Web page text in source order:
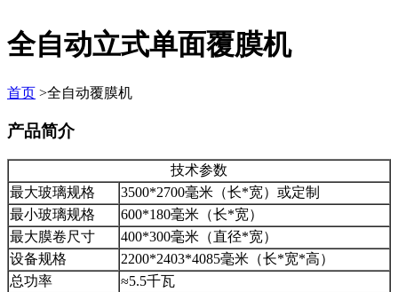
全自动立式单面覆膜机
首页 >全自动覆膜机
产品简介
技术参数
最大玻璃规格
3500*2700毫米（长*宽）或定制
最小玻璃规格
600*180毫米（长*宽）
最大膜卷尺寸
400*300毫米（直径*宽）
设备规格
2200*2403*4085毫米（长*宽*高）
总功率
≈5.5千瓦